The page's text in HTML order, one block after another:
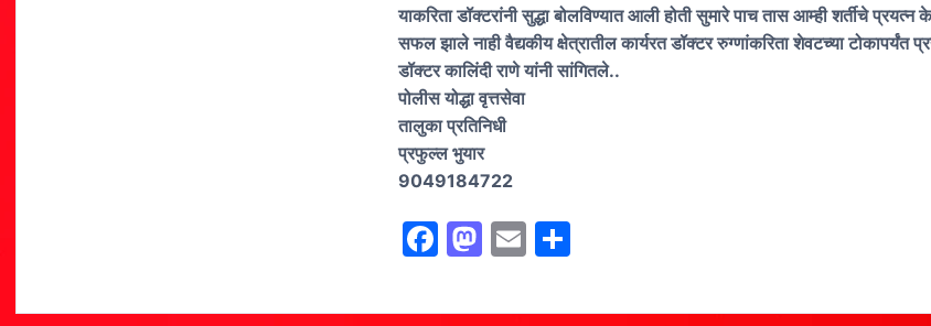
याकरिता डॉक्टरांनी सुद्धा बोलविण्यात आली होती सुमारे पाच तास आम्ही शर्तीचे
सफल झाले नाही वैद्यकीय क्षेत्रातील कार्यरत डॉक्टर रुग्णांकरिता शेवटच्या टोकापर्यंत
डॉक्टर कालिंदी राणे यांनी सांगितले..
पोलीस योद्धा वृत्तसेवा
तालुका प्रतिनिधी
प्रफुल्ल भुयार
9049184722
F
c
M
st
E
ai
S
ar